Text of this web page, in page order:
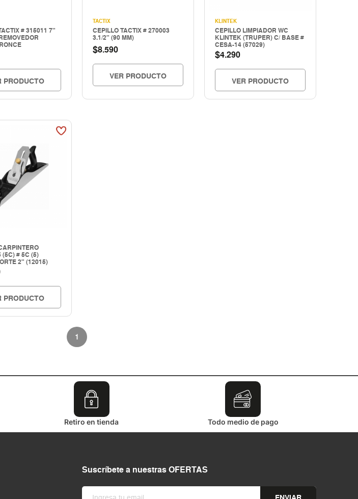
# 315011 7"
PRODUCTO
TACTIX
CEPILLO TACTIX # 270003
3.1/2" (90 MM)
$8.590
VER PRODUCTO
KLINTEK
CEPILLO LIMPIADOR WC
KLINTEK (TRUPER) C/ BASE #
CESA-14 (57029)
$4.290
VER PRODUCTO
(5C) # 5C (5)
2" (12015)
PRODUCTO
1
Retiro en tienda Todo medio de pago
Suscríbete a nuestras OFERTAS